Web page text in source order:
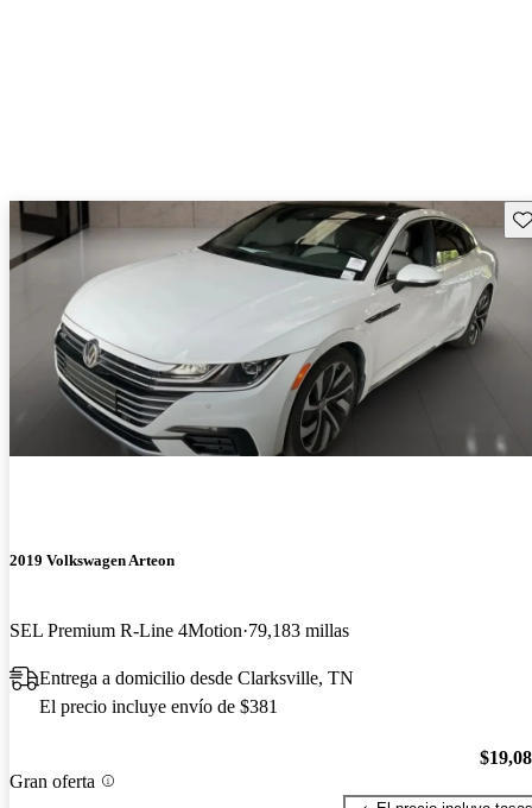
2019 Volkswagen Arteon
SEL Premium R-Line 4Motion 79,183 millas
Entrega a domicilio desde Clarksville, TN
El precio incluye envío de $381
Gran oferta